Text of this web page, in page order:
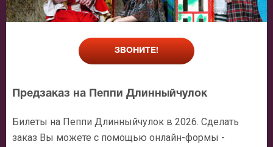
ЗВОНИТЕ!
Предзаказ на Пеппи Длинныйчулок
Билеты на Пеппи Длинныйчулок в 2026. Сделать
заказ Вы можете с помощью онлайн-формы -